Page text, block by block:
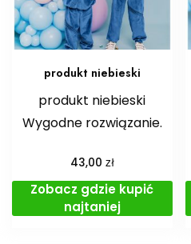
produkt niebieski
produkt niebieski
Wygodne rozwiązanie.
43,00 zł
Zobacz gdzie kupić
najtaniej